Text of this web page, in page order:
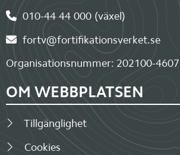
010-44 44 000 (växel)
fortv@fortifikationsverket.se
Organisationsnummer: 202100-4607
OM WEBBPLATSEN
Tillgänglighet
Cookies